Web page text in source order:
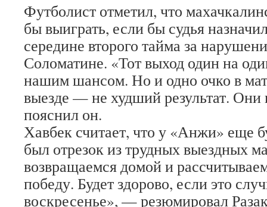
Футболист отметил, что
бы выиграть, если бы судья
середине второго тайма за
Соломатине. «Тот выход один на
нашим шансом. Но и одно очко в
выезде — не худший результат.
пояснил он.
Хавбек считает, что у «Анжи» еще
был отрезок из трудных выездных
возвращаемся домой и
победу. Будет здорово, если это
воскресенье», — резюмировал